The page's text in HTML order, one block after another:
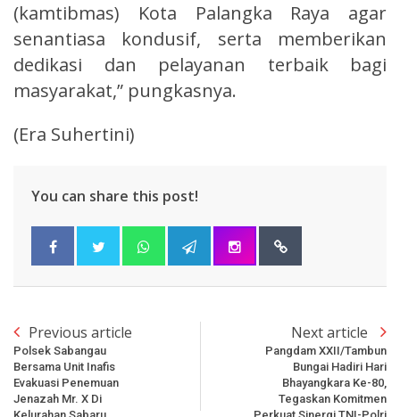
(kamtibmas) Kota Palangka Raya agar
senantiasa kondusif, serta memberikan
dedikasi dan pelayanan terbaik bagi
masyarakat,” pungkasnya.
(Era Suhertini)
You can share this post!
Previous article
Polsek Sabangau
Bersama Unit Inafis
Evakuasi Penemuan
Jenazah Mr. X Di
Next article
Pangdam XXII/Tambun
Bungai Hadiri Hari
Bhayangkara Ke-80,
Tegaskan Komitmen